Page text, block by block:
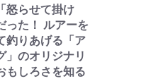
怒らせて掛け
った！ ルアーを
釣りあげる「ア
」のオリジナリ
もしろさを知る